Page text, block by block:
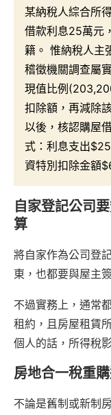
某納稅人綜合所
借款利息25萬元
籍。 惟納稅人主
稽徵機關調查屬
現值比例
扣除額，再減除
以後，核認購屋
式：利息支出
資特別扣除金額
自家登記公司
算
將自家作為公司登
東，也都要與屋主
不過實務上，通常
租約，且房屋租賃
個人的話，所得稅
房地合一稅重
不論是舊制或新制